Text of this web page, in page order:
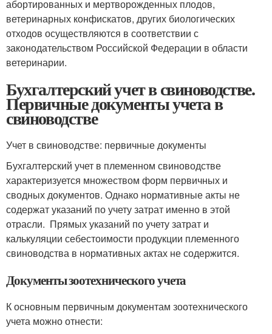
абортированных и мертворожденных плодов,
ветеринарных конфискатов, других биологических
отходов осуществляются в соответствии с
законодательством Российской Федерации в области
ветеринарии.
Бухгалтерский учет в свиноводстве.
Первичные документы учета в
свиноводстве
Учет в свиноводстве: первичные документы
Бухгалтерский учет в племенном свиноводстве
характеризуется множеством форм первичных и
сводных документов. Однако нормативные акты не
содержат указаний по учету затрат именно в этой
отрасли. Прямых указаний по учету затрат и
калькуляции себестоимости продукции племенного
свиноводства в нормативных актах не содержится.
Документы зоотехнического учета
К основным первичным документам зоотехнического
учета можно отнести: